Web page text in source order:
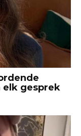
elk gesprek